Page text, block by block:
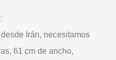
Irán, necesitamos
61 cm de ancho,